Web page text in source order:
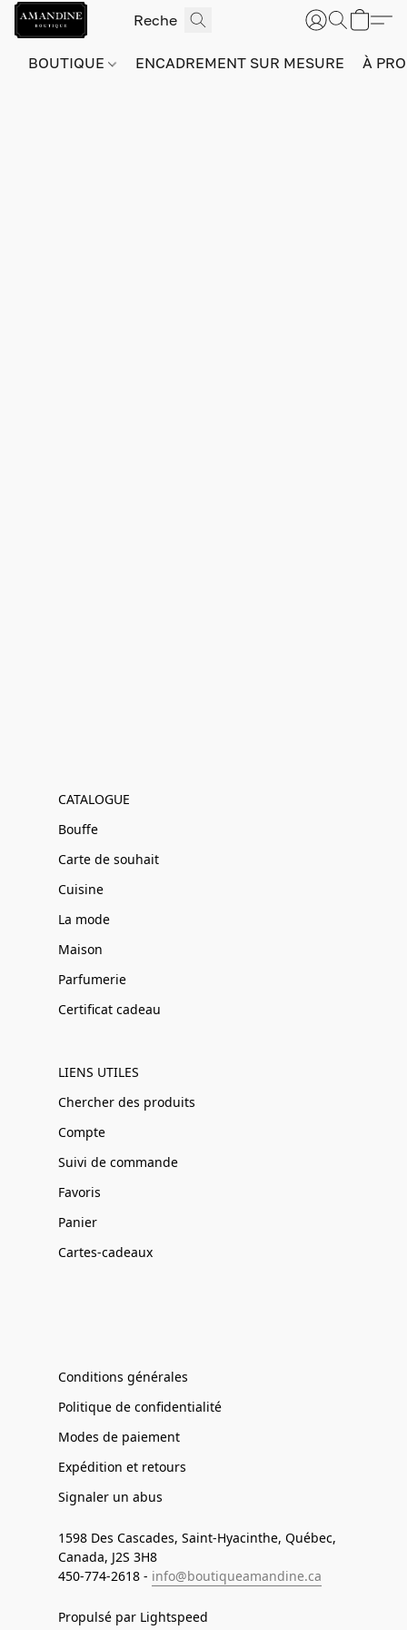
BOUTIQUE ENCADREMENT SUR MESURE À
CATALOGUE
Bouffe
Carte de souhait
Cuisine
La mode
Maison
Parfumerie
Certificat cadeau
LIENS UTILES
Chercher des produits
Compte
Suivi de commande
Favoris
Panier
Cartes-cadeaux
Conditions générales
Politique de confidentialité
Modes de paiement
Expédition et retours
Signaler un abus
1598 Des Cascades, Saint-Hyacinthe, Québec,
Canada, J2S 3H8
450-774-2618 - info@boutiqueamandine.ca
Propulsé par Lightspeed